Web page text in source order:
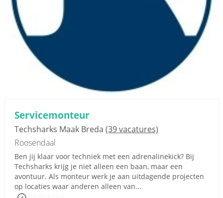
Servicemonteur
Techsharks Maak Breda (39 vacatures)
Roosendaal
Ben jij klaar voor techniek met een adrenalinekick? Bij
Techsharks krijg je niet alleen een baan, maar een
avontuur. Als monteur werk je aan uitdagende projecten
op locaties waar anderen alleen van...